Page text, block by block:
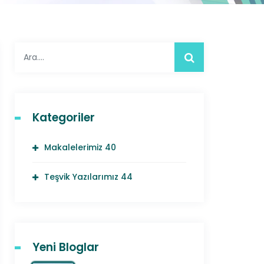
Kategoriler
Makalelerimiz 40
Teşvik Yazılarımız 44
Yeni Bloglar